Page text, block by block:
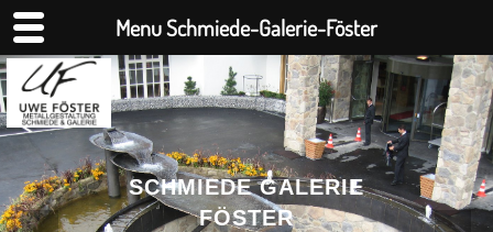
SCHMIEDE GALERIE
FÖSTER
Menu Schmiede-Galerie-Föster